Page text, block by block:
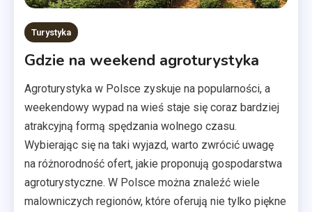
Turystyka
Gdzie na weekend agroturystyka
Agroturystyka w Polsce zyskuje na popularności, a
weekendowy wypad na wieś staje się coraz bardziej
atrakcyjną formą spędzania wolnego czasu.
Wybierając się na taki wyjazd, warto zwrócić uwagę
na różnorodność ofert, jakie proponują gospodarstwa
agroturystyczne. W Polsce można znaleźć wiele
malowniczych regionów, które oferują nie tylko piękne